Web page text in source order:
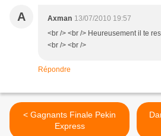
A Axman 13/07/2010 19:57
<br /> <br /> Heureusement il te
<br /> <br />
Répondre
< Gagnants Finale Pekin
Express